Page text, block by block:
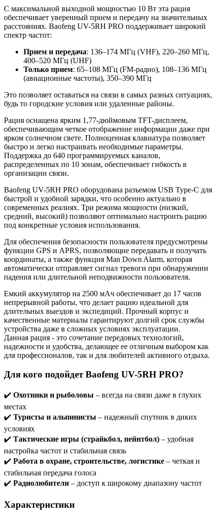
С максимальной выходной мощностью 10 Вт эта рация
обеспечивает уверенный прием и передачу на значительных
расстояниях. Baofeng UV-5RH PRO поддерживает широкий
спектр частот:
Прием и передача: 136–174 МГц (VHF), 220–260 МГц,
400–520 МГц (UHF)
Только прием: 65–108 МГц (FM-радио), 108–136 МГц
(авиационные частоты), 350–390 МГц
Это позволяет оставаться на связи в самых разных ситуациях,
будь то городские условия или удаленные районы.
Рация оснащена ярким 1,77-дюймовым TFT-дисплеем,
обеспечивающим четкое отображение информации даже при
ярком солнечном свете. Полноценная клавиатура позволяет
быстро и легко настраивать необходимые параметры.
Поддержка до 640 программируемых каналов,
распределенных по 10 зонам, обеспечивает гибкость в
организации связи.
Baofeng UV-5RH PRO оборудована разъемом USB Type-C для
быстрой и удобной зарядки, что особенно актуально в
современных реалиях. Три режима мощности (низкий,
средний, высокий) позволяют оптимально настроить рацию
под конкретные условия использования.
Для обеспечения безопасности пользователя предусмотрены
функции GPS и APRS, позволяющие передавать и получать
координаты, а также функция Man Down Alarm, которая
автоматически отправляет сигнал тревоги при обнаружении
падения или длительной неподвижности пользователя.
Емкий аккумулятор на 2500 мАч обеспечивает до 17 часов
непрерывной работы, что делает рацию идеальной для
длительных выездов и экспедиций. Прочный корпус и
качественные материалы гарантируют долгий срок службы
устройства даже в сложных условиях эксплуатации.
Данная рация - это сочетание передовых технологий,
надежности и удобства, делающее ее отличным выбором как
для профессионалов, так и для любителей активного отдыха.
Для кого подойдет Baofeng UV-5RH PRO?
✔️ Охотники и рыболовы – всегда на связи даже в глухих
местах
✔️ Туристы и альпинисты – надежный спутник в диких
условиях
✔️ Тактические игры (страйкбол, пейнтбол) – удобная
настройка частот и стабильная связь
✔️ Работа в охране, строительстве, логистике – четкая и
стабильная передача голоса
✔️ Радиолюбители – доступ к широкому диапазону частот
Характеристики